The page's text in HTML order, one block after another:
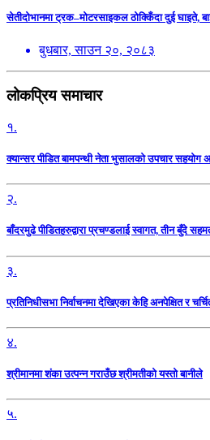
सेतीदोभानमा ट्रक–मोटरसाइकल ठोक्किँदा दुई घाइते,
बुधबार, साउन २०, २०८३
लोकप्रिय समाचार
१.
क्यान्सर पीडित बामपन्थी नेता भुसालकाे उपचार सहयोग
२.
बाँदरमुढे पीडितहरुद्वारा प्रचण्डलाई स्वागत, तीन बुँदे
३.
प्रतिनिधीसभा निर्वाचनमा देखिएका केहि अनपेक्षित र
४.
श्रीमानमा शंका उत्पन्न गराउँछ श्रीमतीको यस्तो बानीले
५.